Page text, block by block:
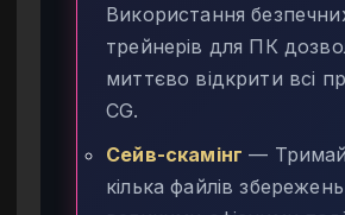
Використання
трейнерів для ПК
миттєво відкрити всі
CG.
Сейв-скамінг —
кілька файлів